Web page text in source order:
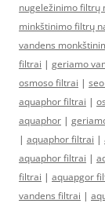
nugeležinimo filtrų
minkštinimo filtrų
vandens
filtrai | geriamo
osmoso filtrai |
aquaphor filtrai |
aquaphor |
| aquaphor filtrai |
aquaphor filtrai |
filtrai | aquapgor
vandens filtrai |